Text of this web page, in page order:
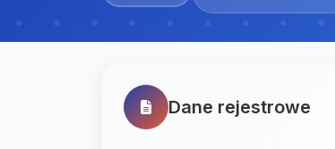
Dane rejestrowe